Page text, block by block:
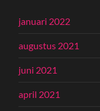
januari 2022
augustus 2021
juni 2021
april 2021